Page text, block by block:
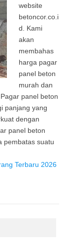
website
betoncor.co.i
d. Kami
akan
membahas
harga pagar
panel beton
murah dan
panel beton
panjang yang
dengan
panel beton
pembatas suatu
Terbaru 2026